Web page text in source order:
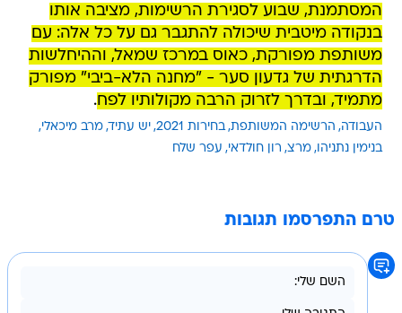
המסתמנת, שבוע לסגירת הרשימות, מציבה אותו
בנקודה מיטבית שיכולה להתגבר גם על כל אלה: עם
משותפת מפורקת, כאוס במרכז שמאל, וההיחלשות
הדרגתית של גדעון סער - "מחנה הלא-ביבי" מפורק
מתמיד, ובדרך לזרוק הרבה מקולותיו לפח.
העבודה הרשימה המשותפת בחירות 2021 יש עתיד מרב מיכאלי
בנימין נתניהו מרצ רון חולדאי עפר שלח
טרם התפרסמו תגובות